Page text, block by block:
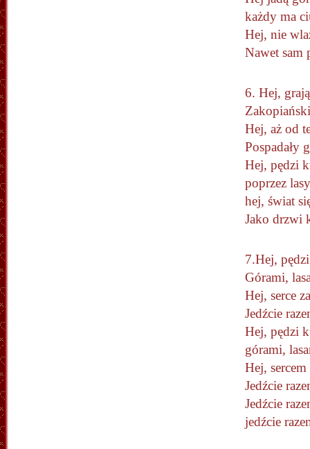
każdy ma
Hej, nie
Nawet sam
6. Hej,
Hej, aż od
Pospadały
Hej, pędzi
poprzez
hej, świat
Jako drzwi
7.Hej,
Górami,
Hej, serce
Jedźcie
Hej, pędzi
górami,
Hej, sercem
Jedźcie
Jedźcie
jedźcie